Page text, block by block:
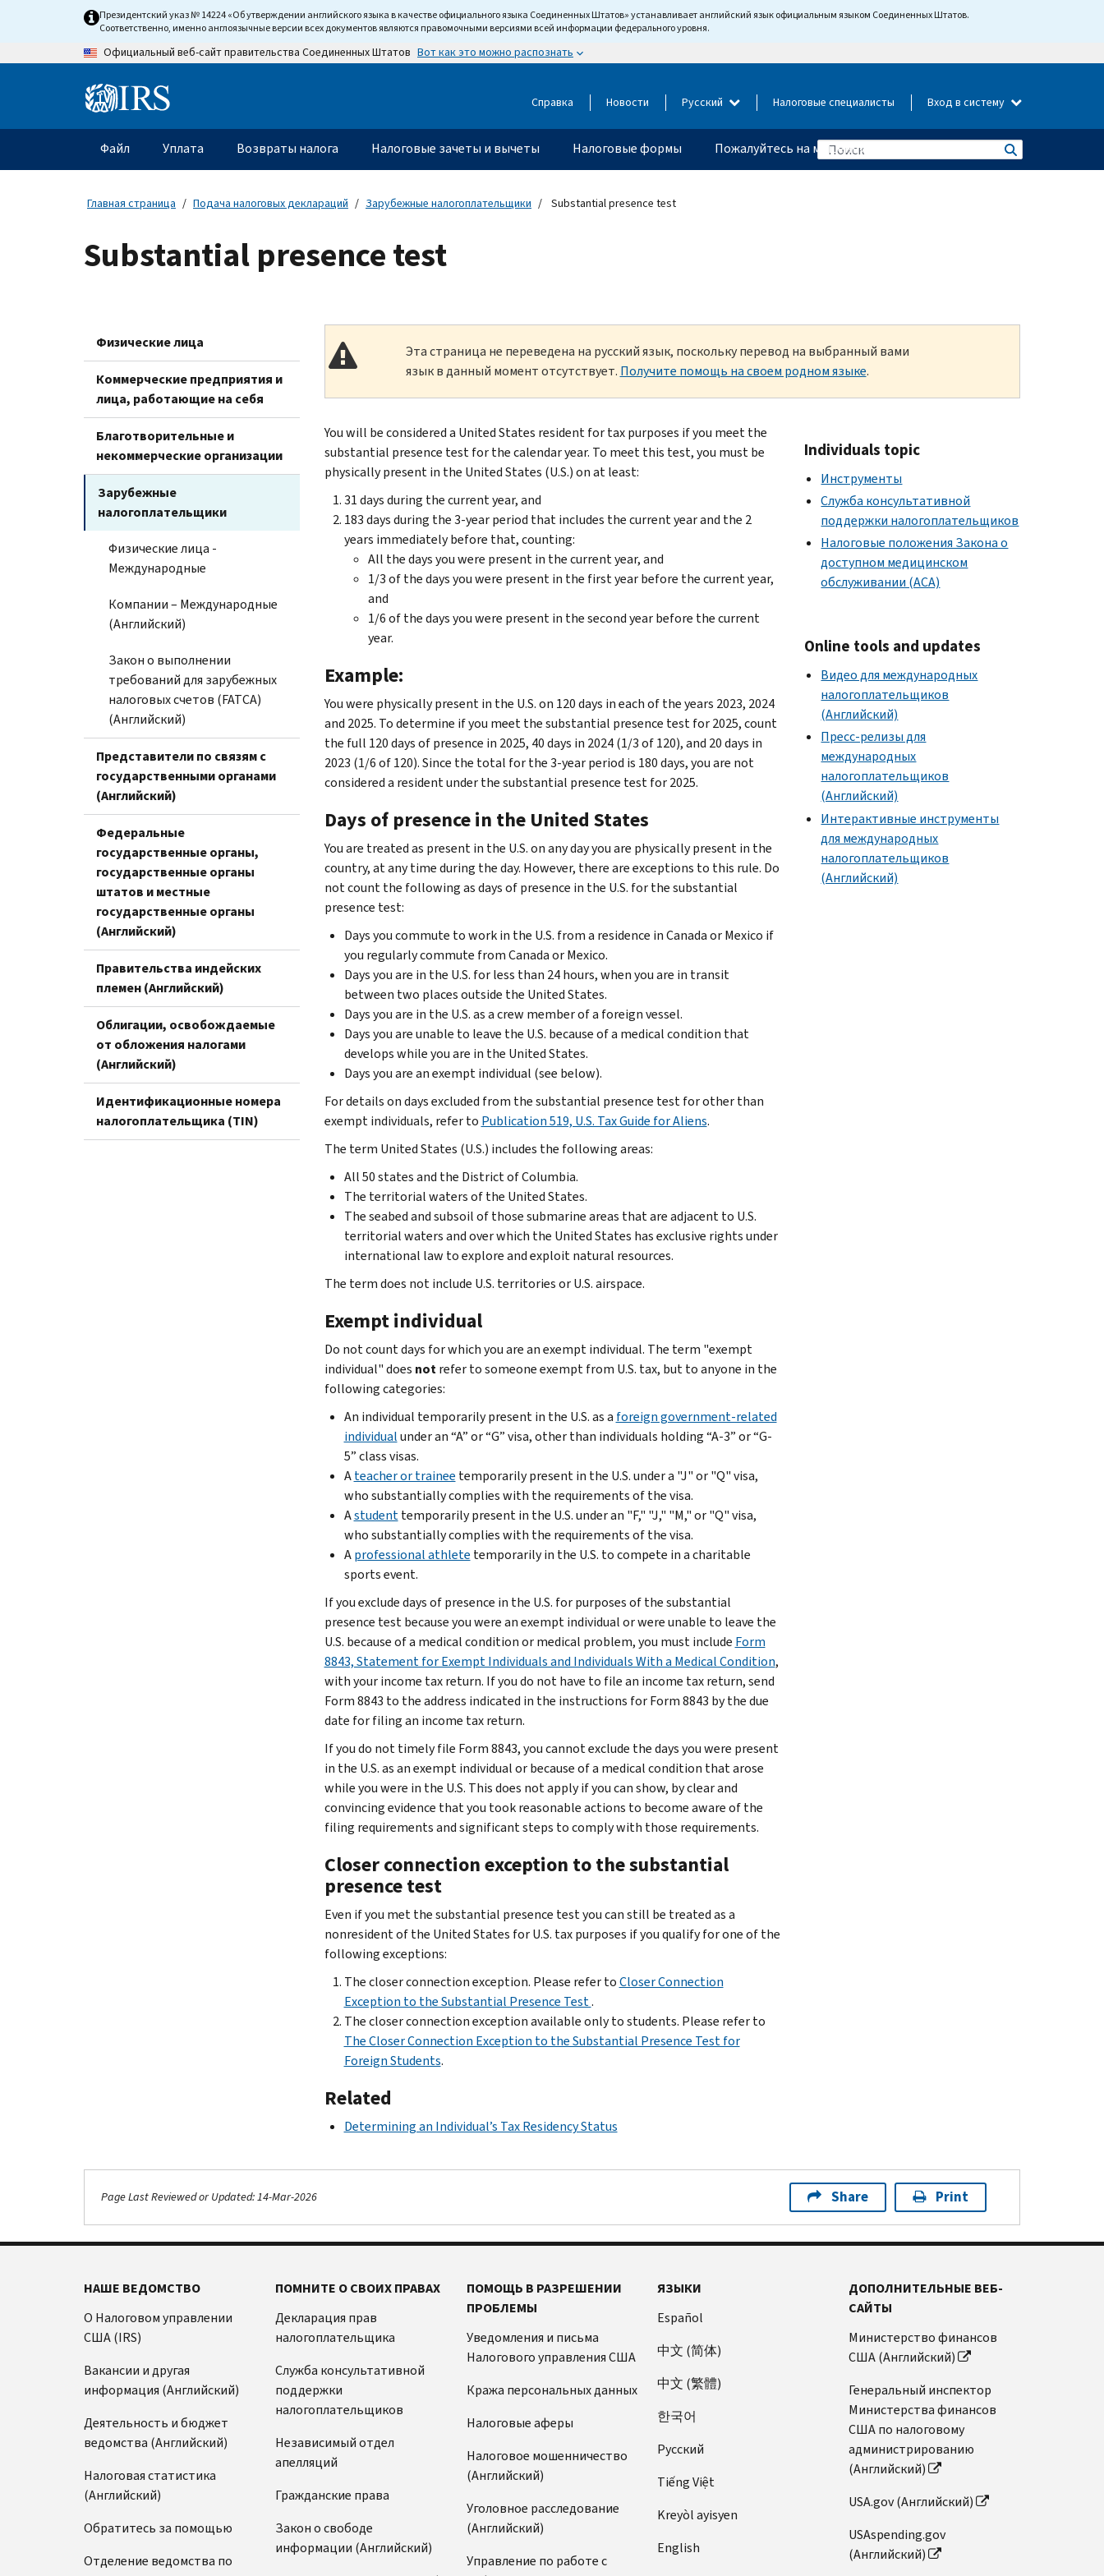
content
Президентский указ № 14224 «Об утверждении английского языка в качестве официального языка Соединенных Штатов» устанавливает английский язык официальным языком Соединенных Штатов.
Соответственно, именно англоязычные версии всех документов являются правомочными версиями всей информации федерального уровня.
Официальный веб-сайт правительства Соединенных Штатов Вот как это можно распознать
Information Справка Новости Русский Налоговые специалисты Вход в систему
Главное
меню
Файл Уплата Возвраты налога Налоговые зачеты и вычеты Налоговые формы Пожалуйтесь на мошенничество
Главная страница Подача налоговых деклараций Зарубежные налогоплательщики Substantial presence test
Substantial presence test
Физические лица
Коммерческие предприятия и
лица, работающие на себя
Благотворительные и
некоммерческие организации
Зарубежные
налогоплательщики
Физические лица -
Международные
Компании – Международные
(Английский)
Закон о выполнении
требований для зарубежных
налоговых счетов (FATCA)
(Английский)
Представители по связям с
государственными органами
(Английский)
Федеральные
государственные органы,
государственные органы
штатов и местные
государственные органы
(Английский)
Правительства индейских
племен (Английский)
Облигации, освобождаемые
от обложения налогами
(Английский)
Идентификационные номера
налогоплательщика (TIN)
Эта страница не переведена на русский язык, поскольку перевод на выбранный вами
язык в данный момент отсутствует. Получите помощь на своем родном языке.
You will be considered a United States resident for tax purposes if you meet the
substantial presence test for the calendar year. To meet this test, you must be
physically present in the United States (U.S.) on at least:
31 days during the current year, and
183 days during the 3-year period that includes the current year and the 2
years immediately before that, counting:
All the days you were present in the current year, and
1/3 of the days you were present in the first year before the current year,
and
1/6 of the days you were present in the second year before the current
year.
Example:
You were physically present in the U.S. on 120 days in each of the years 2023, 2024
and 2025. To determine if you meet the substantial presence test for 2025, count
the full 120 days of presence in 2025, 40 days in 2024 (1/3 of 120), and 20 days in
2023 (1/6 of 120). Since the total for the 3-year period is 180 days, you are not
considered a resident under the substantial presence test for 2025.
Days of presence in the United States
You are treated as present in the U.S. on any day you are physically present in the
country, at any time during the day. However, there are exceptions to this rule. Do
not count the following as days of presence in the U.S. for the substantial
presence test:
Days you commute to work in the U.S. from a residence in Canada or Mexico if
you regularly commute from Canada or Mexico.
Days you are in the U.S. for less than 24 hours, when you are in transit
between two places outside the United States.
Days you are in the U.S. as a crew member of a foreign vessel.
Days you are unable to leave the U.S. because of a medical condition that
develops while you are in the United States.
Days you are an exempt individual (see below).
For details on days excluded from the substantial presence test for other than
exempt individuals, refer to Publication 519, U.S. Tax Guide for Aliens.
The term United States (U.S.) includes the following areas:
All 50 states and the District of Columbia.
The territorial waters of the United States.
The seabed and subsoil of those submarine areas that are adjacent to U.S.
territorial waters and over which the United States has exclusive rights under
international law to explore and exploit natural resources.
The term does not include U.S. territories or U.S. airspace.
Exempt individual
Do not count days for which you are an exempt individual. The term "exempt
individual" does notrefer to someone exempt from U.S. tax, but to anyone in the
following categories:
An individual temporarily present in the U.S. as a foreign government-related
individualunder an “A” or “G” visa, other than individuals holding “A-3” or “G-
5” class visas.
Ateacher or trainee temporarily present in the U.S. under a "J" or "Q" visa,
who substantially complies with the requirements of the visa.
Astudenttemporarily present in the U.S. under an "F," "J," "M," or "Q" visa,
who substantially complies with the requirements of the visa.
Aprofessional athlete temporarily in the U.S. to compete in a charitable
sports event.
If you exclude days of presence in the U.S. for purposes of the substantial
presence test because you were an exempt individual or were unable to leave the
U.S. because of a medical condition or medical problem, you must include Form
8843, Statement for Exempt Individuals and Individuals With a Medical Condition,
with your income tax return. If you do not have to file an income tax return, send
Form 8843 to the address indicated in the instructions for Form 8843 by the due
date for filing an income tax return.
If you do not timely file Form 8843, you cannot exclude the days you were present
in the U.S. as an exempt individual or because of a medical condition that arose
while you were in the U.S. This does not apply if you can show, by clear and
convincing evidence that you took reasonable actions to become aware of the
filing requirements and significant steps to comply with those requirements.
Closer connection exception to the substantial
presence test
Even if you met the substantial presence test you can still be treated as a
nonresident of the United States for U.S. tax purposes if you qualify for one of the
following exceptions:
The closer connection exception. Please refer toCloser Connection
Exception to the Substantial Presence Test.
The closer connection exception available only to students. Please refer to
The Closer Connection Exception to the Substantial Presence Test for
Foreign Students.
Related
Determining an Individual’s Tax Residency Status
Individuals topic
Инструменты
Служба консультативной
поддержки налогоплательщиков
Налоговые положения Закона о
доступном медицинском
обслуживании (АСА)
Online tools and updates
Видео для международных
налогоплательщиков
(Английский)
Пресс-релизы для
международных
налогоплательщиков
(Английский)
Интерактивные инструменты
для международных
налогоплательщиков
(Английский)
Page Last Reviewed or Updated: 14-Mar-2026 Share Print
НАШЕ ВЕДОМСТВО
О Налоговом управлении
США (IRS)
Вакансии и другая
информация (Английский)
Деятельность и бюджет
ведомства (Английский)
Налоговая статистика
(Английский)
Обратитесь за помощью
Отделение ведомства по
ПОМНИТЕ О СВОИХ ПРАВАХ
Декларация прав
налогоплательщика
Служба консультативной
поддержки
налогоплательщиков
Независимый отдел
апелляций
Гражданские права
Закон о свободе
информации (Английский)
ПОМОЩЬ В РАЗРЕШЕНИИ
ПРОБЛЕМЫ
Уведомления и письма
Налогового управления США
Кража персональных данных
Налоговые аферы
Налоговое мошенничество
(Английский)
Уголовное расследование
(Английский)
Управление по работе с
ЯЗЫКИ
Español
中文 (简体)
中文 (繁體)
한국어
Pусский
Tiếng Việt
Kreyòl ayisyen
English
ДОПОЛНИТЕЛЬНЫЕ ВЕБ-
САЙТЫ
Министерство финансов
США (Английский)
Генеральный инспектор
Министерства финансов
США по налоговому
администрированию
(Английский)
USA.gov (Английский)
USAspending.gov
(Английский)